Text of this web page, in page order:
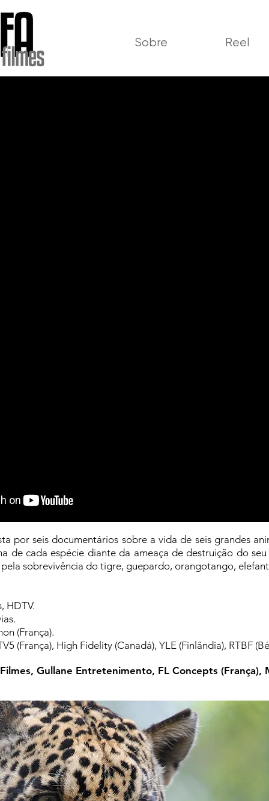
Sobre Reel
por seis documentários sobre a vida de seis grandes
de cada espécie diante da ameaça de destruição do
sobrevivência do tigre, guepardo, orangotango,
HDTV.
(França).
(França), High Fidelity (Canadá), YLE (Finlândia), RTBF
Gullane Entretenimento, FL Concepts